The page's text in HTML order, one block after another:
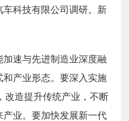
科技有限公司调研。新
速与先进制造业深度融
产业形态。要深入实施
改造提升传统产业，不断
业。要加快发展新一代